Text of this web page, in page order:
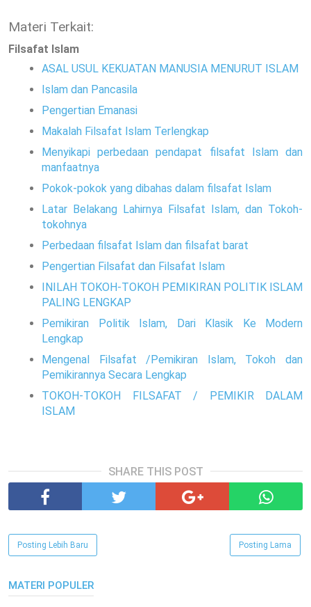
Materi Terkait:
Filsafat Islam
ASAL USUL KEKUATAN MANUSIA MENURUT ISLAM
Islam dan Pancasila
Pengertian Emanasi
Makalah Filsafat Islam Terlengkap
Menyikapi perbedaan pendapat filsafat Islam dan
manfaatnya
Pokok-pokok yang dibahas dalam filsafat Islam
Latar Belakang Lahirnya Filsafat Islam, dan Tokoh-
tokohnya
Perbedaan filsafat Islam dan filsafat barat
Pengertian Filsafat dan Filsafat Islam
INILAH TOKOH-TOKOH PEMIKIRAN POLITIK ISLAM
PALING LENGKAP
Pemikiran Politik Islam, Dari Klasik Ke Modern
Lengkap
Mengenal Filsafat /Pemikiran Islam, Tokoh dan
Pemikirannya Secara Lengkap
TOKOH-TOKOH FILSAFAT / PEMIKIR DALAM
ISLAM
SHARE THIS POST
Posting Lebih Baru Posting Lama
MATERI POPULER